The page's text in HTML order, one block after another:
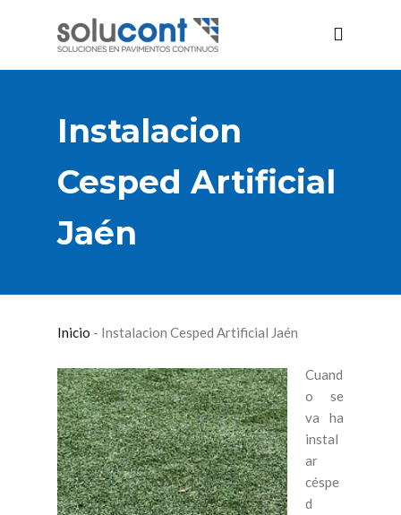
Instalacion
Cesped Artificial
Jaén
Inicio - Instalacion Cesped Artificial Jaén
Cuand
o se
va ha
instal
ar
céspe
d